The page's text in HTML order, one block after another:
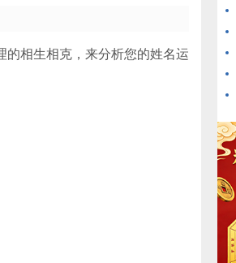
的相生相克，来分析您的姓名运